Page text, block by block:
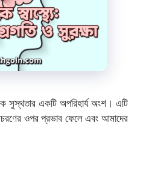
সুস্থতার একটি অপরিহার্য অংশ। এটি
ওপর প্রভাব ফেলে এবং আমাদের